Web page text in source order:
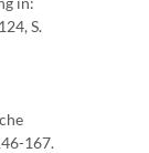
S.
167.